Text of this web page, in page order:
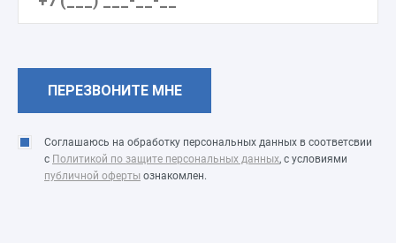
Соглашаюсь на обработку персональных данных в соответсвии
с Политикой по защите персональных данных, с условиями
публичной офертыознакомлен.